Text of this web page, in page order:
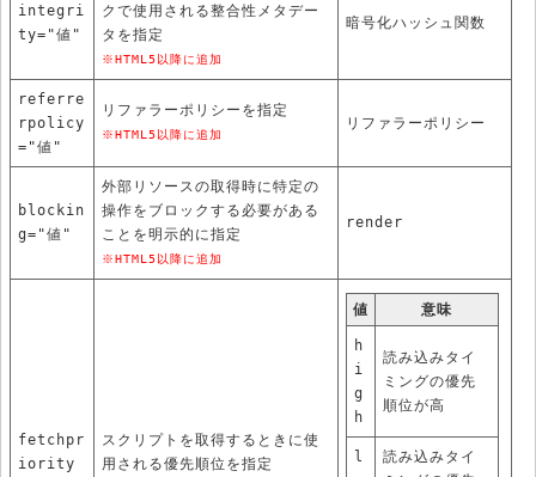
integri
ty="値"
クで使用される整合性メタデー
タを指定
※HTML5以降に追加
暗号化ハッシュ関数
referre
rpolicy
="値"
リファラーポリシーを指定
※HTML5以降に追加
リファラーポリシー
blockin
g="値"
外部リソースの取得時に特定の
操作をブロックする必要がある
ことを明示的に指定
※HTML5以降に追加
render
fetchpr
iority
スクリプトを取得するときに使
用される優先順位を指定
値 意味
h
i
g
h
読み込みタイ
ミングの優先
順位が高
l
読み込みタイ